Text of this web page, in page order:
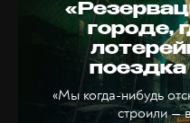
городе,
поездка
«Мы когда-нибудь
строили —